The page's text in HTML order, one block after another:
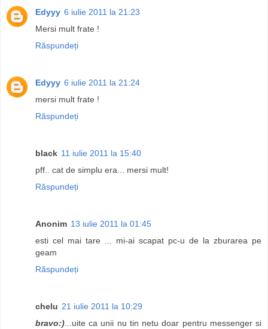
Edyyy 6 iulie 2011 la 21:23
Mersi mult frate !
Răspundeți
Edyyy 6 iulie 2011 la 21:24
mersi mult frate !
Răspundeți
black 11 iulie 2011 la 15:40
pff.. cat de simplu era... mersi mult!
Răspundeți
Anonim 13 iulie 2011 la 01:45
esti cel mai tare ... mi-ai scapat pc-u de la zburarea pe
geam
Răspundeți
chelu 21 iulie 2011 la 10:29
bravo:)...uite ca unii nu tin netu doar pentru messenger si